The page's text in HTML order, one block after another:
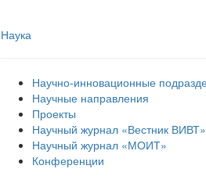
Наука
Научно-инновационные
Научные направления
Проекты
Научный журнал «Вестник ВИВТ»
Научный журнал «МОИТ»
Конференции